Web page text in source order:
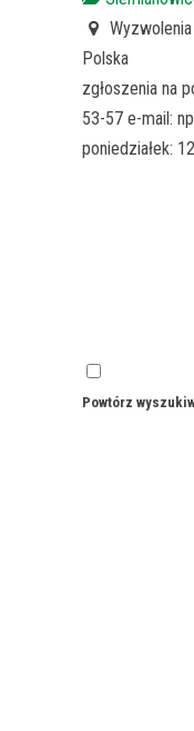
Polska
zgłoszenia na
53-57 e-mail:
poniedziałek:
Powtórz